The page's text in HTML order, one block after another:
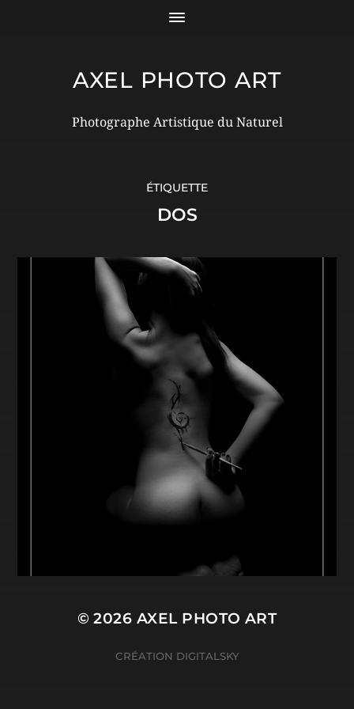
AXEL PHOTO ART
Photographe Artistique du Naturel
ÉTIQUETTE
DOS
© 2026 AXEL PHOTO ART
CRÉATION DIGITALSKY